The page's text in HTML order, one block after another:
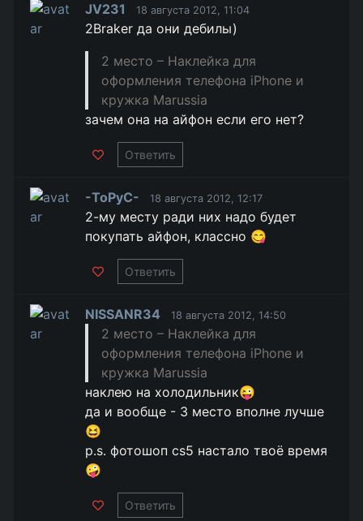
JV231 18 августа 2012, 11:04
2Braker да они дебилы)
2 место – Наклейка для
оформления телефона iPhone и
кружка Marussia
зачем она на айфон если его нет?
Ответить
-ToPyC- 18 августа 2012, 12:17
2-му месту ради них надо будет
покупать айфон, классно 😋
Ответить
NISSANR34 18 августа 2012, 14:50
2 место – Наклейка для
оформления телефона iPhone и
кружка Marussia
наклею на холодильник😜
да и вообще - 3 место вполне лучше
😆
p.s. фотошоп cs5 настало твоё время
🤪
Ответить